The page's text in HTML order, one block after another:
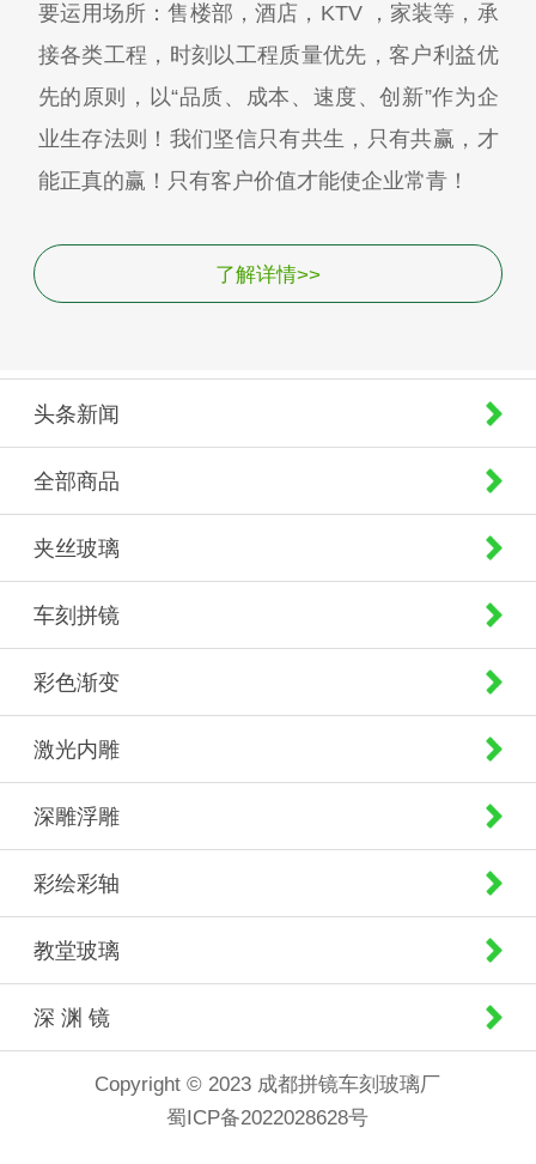
要运用场所：售楼部，酒店，KTV ，家装等，承
接各类工程，时刻以工程质量优先，客户利益优
先的原则，以“品质、成本、速度、创新”作为企
业生存法则！我们坚信只有共生，只有共赢，才
能正真的赢！只有客户价值才能使企业常青！
了解详情>>
头条新闻
全部商品
夹丝玻璃
车刻拼镜
彩色渐变
激光内雕
深雕浮雕
彩绘彩轴
教堂玻璃
深 渊 镜
Copyright © 2023 成都拼镜车刻玻璃厂
蜀ICP备2022028628号